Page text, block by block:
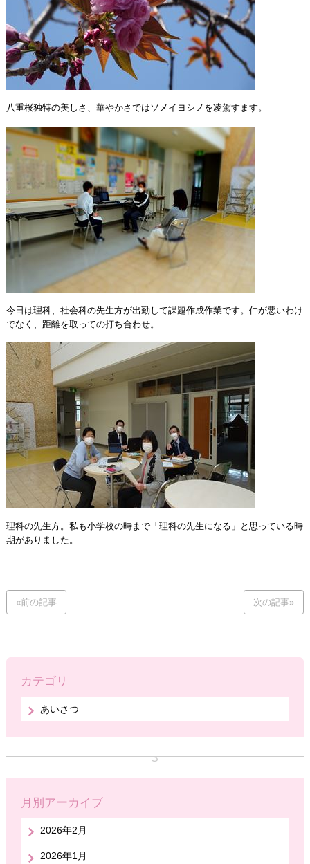
八重桜独特の美しさ、華やかさではソメイヨシノを凌駕すます。
今日は理科、社会科の先生方が出勤して課題作成作業です。仲が悪いわけ
でなく、距離を取っての打ち合わせ。
理科の先生方。私も小学校の時まで「理科の先生になる」と思っている時
期がありました。
«前の記事 次の記事»
カテゴリ
あいさつ
月別アーカイブ
2026年2月
2026年1月